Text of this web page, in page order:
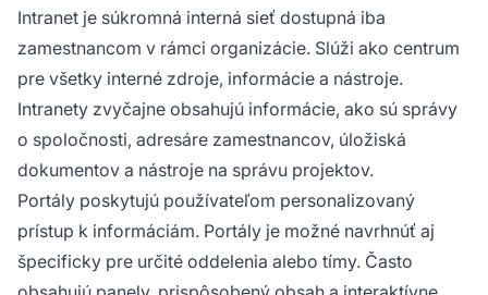
Intranet je súkromná interná sieť dostupná iba
zamestnancom v rámci organizácie. Slúži ako centrum
pre všetky interné zdroje, informácie a nástroje.
Intranety zvyčajne obsahujú informácie, ako sú správy
o spoločnosti, adresáre zamestnancov, úložiská
dokumentov a nástroje na správu projektov.
Portály poskytujú používateľom personalizovaný
prístup k informáciám. Portály je možné navrhnúť aj
špecificky pre určité oddelenia alebo tímy. Často